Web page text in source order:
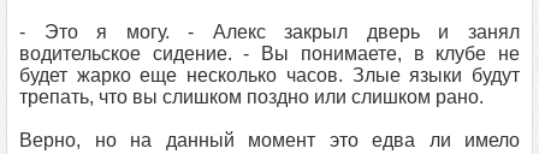
- Это я могу. - Алекс закрыл дверь и занял
водительское сидение. - Вы понимаете, в клубе не
будет жарко еще несколько часов. Злые языки будут
трепать, что вы слишком поздно или слишком рано.
Верно, но на данный момент это едва ли имело